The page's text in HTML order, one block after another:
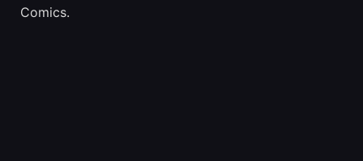
Comics.